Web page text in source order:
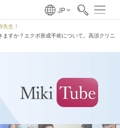
先生！
すか？エクボ形成手術について。高須クリニ